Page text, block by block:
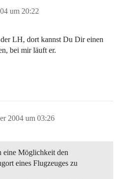
um 20:22
LH, dort kannst Du Dir einen
bei mir läuft er.
2004 um 03:26
eine Möglichkeit den
eines Flugzeuges zu